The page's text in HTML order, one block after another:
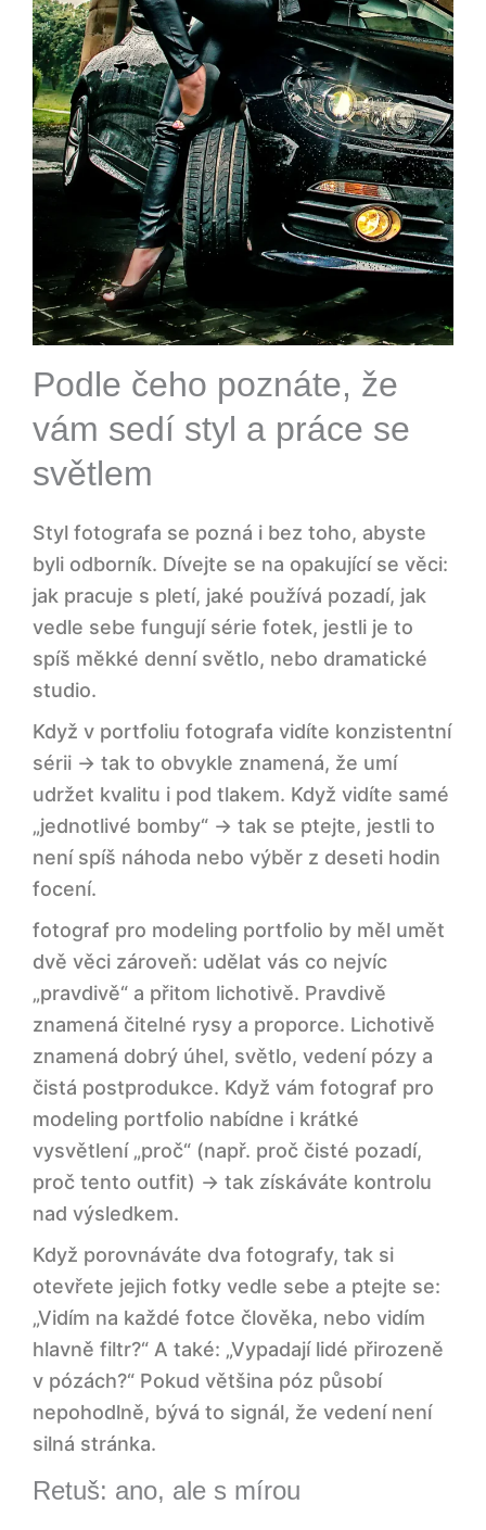
Podle čeho poznáte, že
vám sedí styl a práce se
světlem
Styl fotografa se pozná i bez toho, abyste
byli odborník. Dívejte se na opakující se věci:
jak pracuje s pletí, jaké používá pozadí, jak
vedle sebe fungují série fotek, jestli je to
spíš měkké denní světlo, nebo dramatické
studio.
Když v portfoliu fotografa vidíte konzistentní
sérii → tak to obvykle znamená, že umí
udržet kvalitu i pod tlakem. Když vidíte samé
„jednotlivé bomby“ → tak se ptejte, jestli to
není spíš náhoda nebo výběr z deseti hodin
focení.
fotograf pro modeling portfolio by měl umět
dvě věci zároveň: udělat vás co nejvíc
„pravdivě“ a přitom lichotivě. Pravdivě
znamená čitelné rysy a proporce. Lichotivě
znamená dobrý úhel, světlo, vedení pózy a
čistá postprodukce. Když vám fotograf pro
modeling portfolio nabídne i krátké
vysvětlení „proč“ (např. proč čisté pozadí,
proč tento outfit) → tak získáváte kontrolu
nad výsledkem.
Když porovnáváte dva fotografy, tak si
otevřete jejich fotky vedle sebe a ptejte se:
„Vidím na každé fotce člověka, nebo vidím
hlavně filtr?“ A také: „Vypadají lidé přirozeně
v pózách?“ Pokud většina póz působí
nepohodlně, bývá to signál, že vedení není
silná stránka.
Retuš: ano, ale s mírou